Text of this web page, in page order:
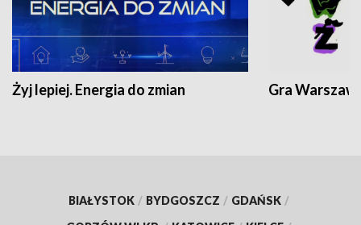
Żyj lepiej. Energia do zmian Gra
BIAŁYSTOK / BYDGOSZCZ / GDAŃSK /